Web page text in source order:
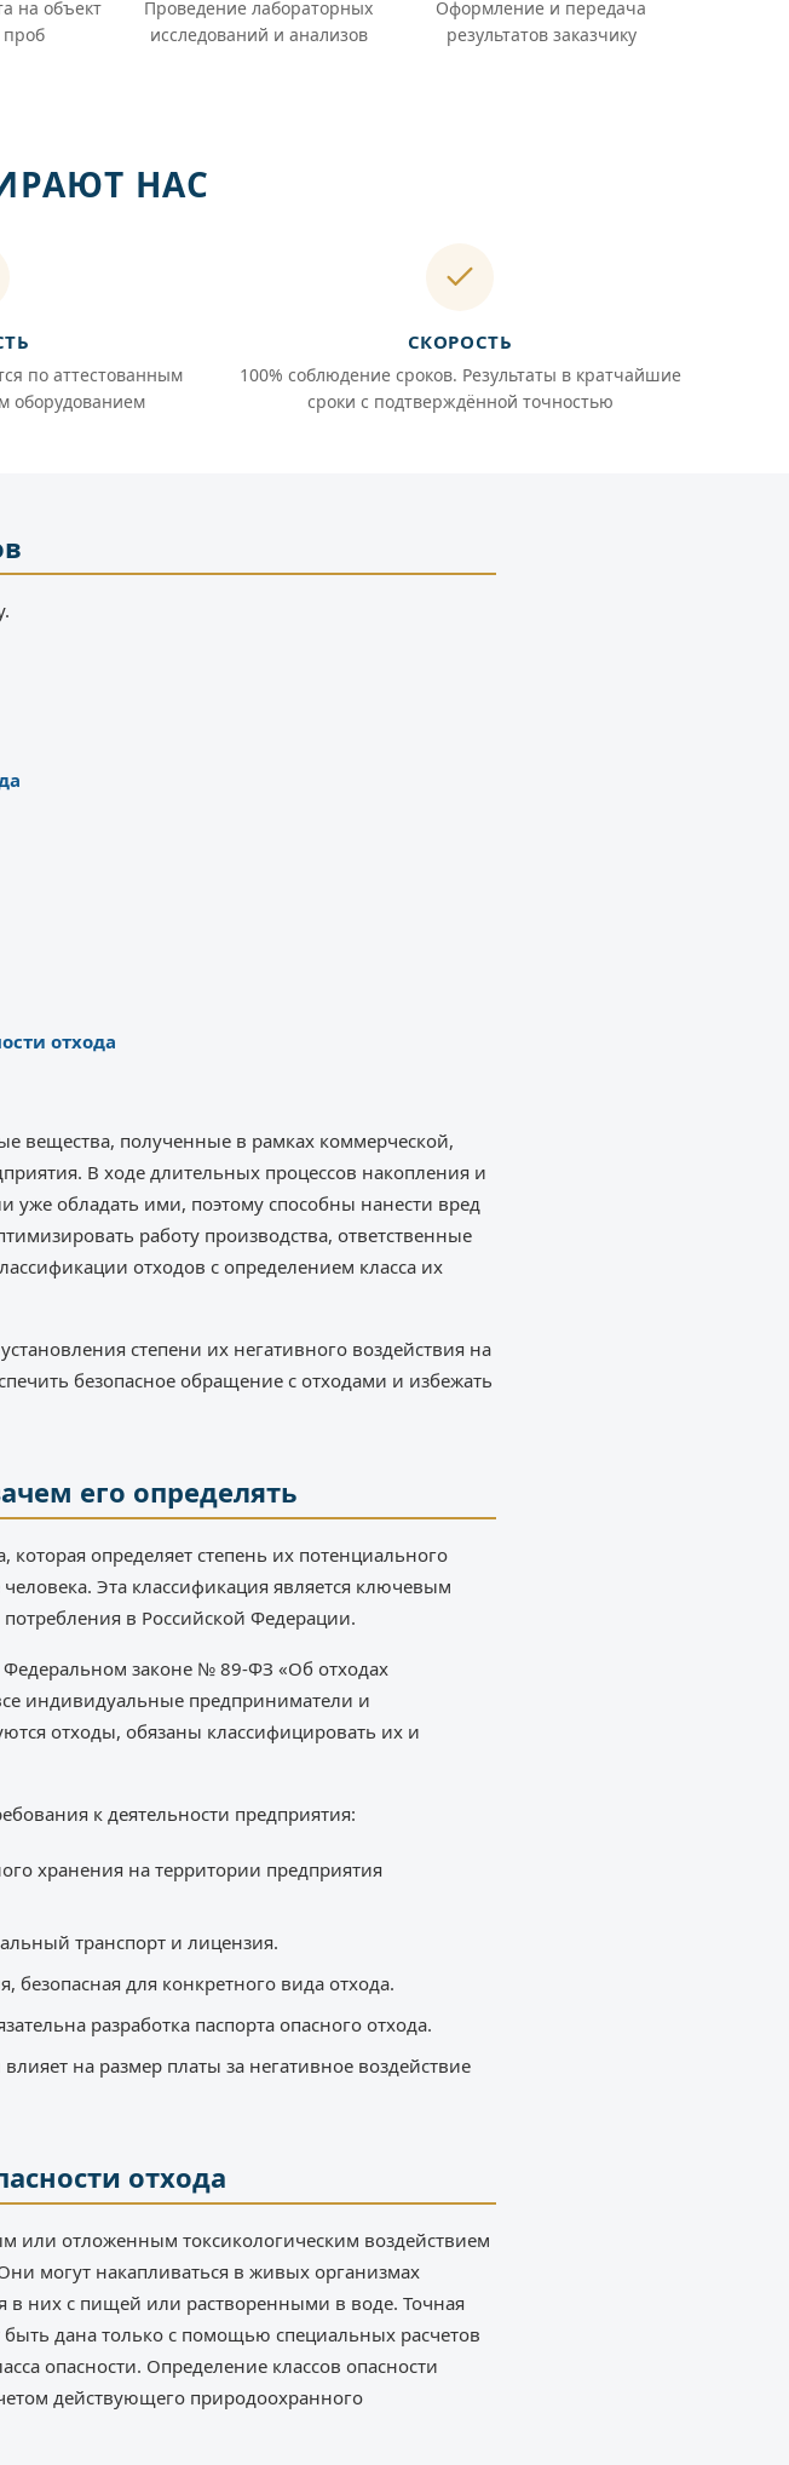
на объект
проб
Проведение лабораторных
исследований и анализов
Оформление и передача
результатов заказчику
НАС
по аттестованным
оборудованием
СКОРОСТЬ
100% соблюдение сроков. Результаты в кратчайшие
сроки с подтверждённой точностью
отхода
вещества, полученные в рамках коммерческой,
В ходе длительных процессов накопления и
уже обладать ими, поэтому способны нанести вред
работу производства, ответственные
отходов с определением класса их
степени их негативного воздействия на
безопасное обращение с отходами и избежать
его определять
которая определяет степень их потенциального
Эта классификация является ключевым
в Российской Федерации.
Федеральном законе № 89-ФЗ «Об отходах
индивидуальные предприниматели и
отходы, обязаны классифицировать их и
к деятельности предприятия:
хранения на территории предприятия
транспорт и лицензия.
безопасная для конкретного вида отхода.
разработка паспорта опасного отхода.
влияет на размер платы за негативное воздействие
отхода
отложенным токсикологическим воздействием
могут накапливаться в живых организмах
в них с пищей или растворенными в воде. Точная
дана только с помощью специальных расчетов
опасности. Определение классов опасности
действующего природоохранного